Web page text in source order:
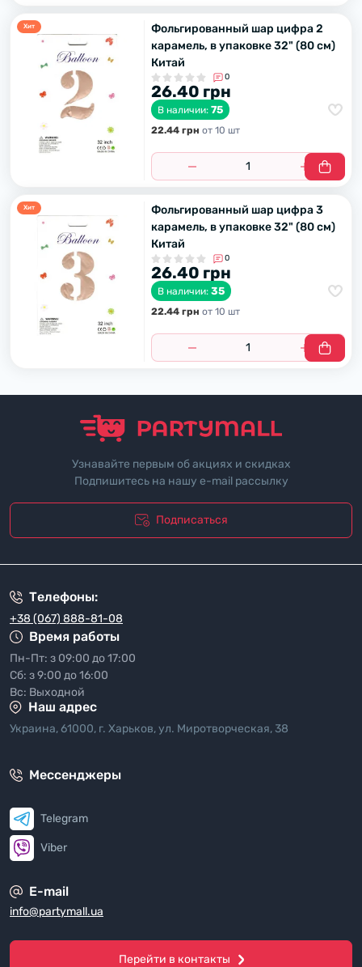
Хит
Фольгированный шар цифра 2
карамель, в упаковке 32" (80 см)
Китай
0
26.40 грн
В наличии: 75
22.44 грн от 10 шт
Хит
Фольгированный шар цифра 3
карамель, в упаковке 32" (80 см)
Китай
0
26.40 грн
В наличии: 35
22.44 грн от 10 шт
Узнавайте первым об акциях и скидках
Подпишитесь на нашу e-mail рассылку
Подписаться
Телефоны:
+38 (067) 888-81-08
Время работы
Пн-Пт: з 09:00 до 17:00
Сб: з 9:00 до 16:00
Вс: Выходной
Наш адрес
Украина, 61000, г. Харьков, ул. Миротворческая, 38
Мессенджеры
Telegram
Viber
E-mail
info@partymall.ua
Перейти в контакты